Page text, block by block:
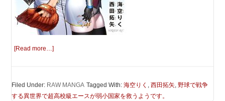
[Read more…]
Filed Under: RAW MANGA Tagged With:海空りく ,西田拓矢,野球で戦争
する異世界で超高校級エースが弱小国家を救うようです。